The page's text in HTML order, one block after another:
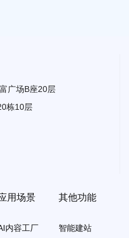
广场B座20层
栋10层
用场景
内容工厂
其他功能
智能建站